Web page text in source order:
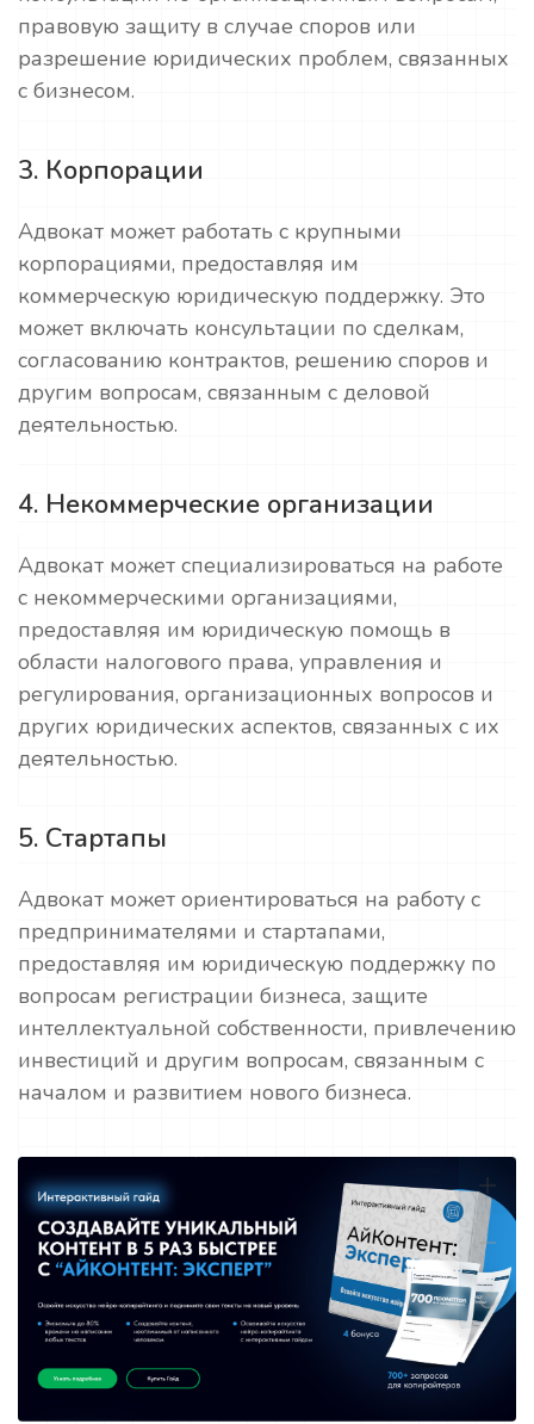
правовую защиту в случае споров или
разрешение юридических проблем, связанных
с бизнесом.
3. Корпорации
Адвокат может работать с крупными
корпорациями, предоставляя им
коммерческую юридическую поддержку. Это
может включать консультации по сделкам,
согласованию контрактов, решению споров и
другим вопросам, связанным с деловой
деятельностью.
4. Некоммерческие организации
Адвокат может специализироваться на работе
с некоммерческими организациями,
предоставляя им юридическую помощь в
области налогового права, управления и
регулирования, организационных вопросов и
других юридических аспектов, связанных с их
деятельностью.
5. Стартапы
Адвокат может ориентироваться на работу с
предпринимателями и стартапами,
предоставляя им юридическую поддержку по
вопросам регистрации бизнеса, защите
интеллектуальной собственности, привлечению
инвестиций и другим вопросам, связанным с
началом и развитием нового бизнеса.